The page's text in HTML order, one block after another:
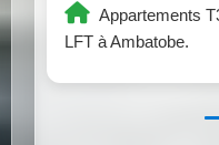
Appartements
LFT à Ambatobe.